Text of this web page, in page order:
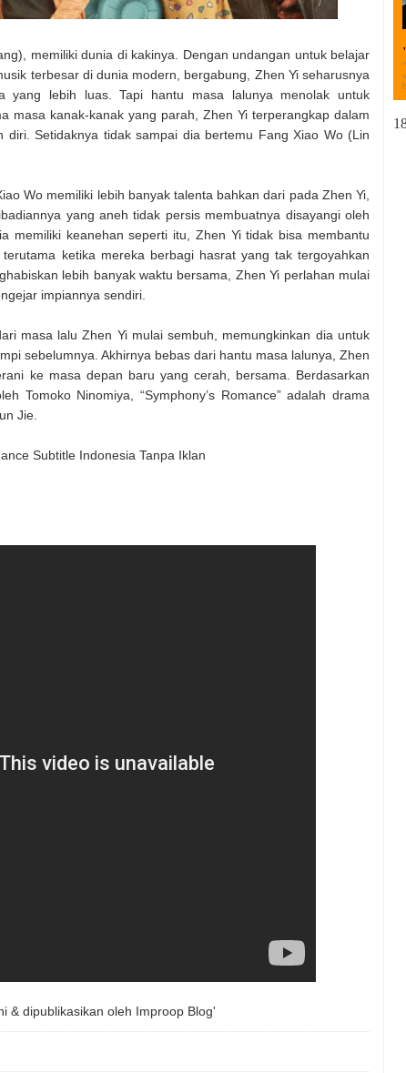
memiliki dunia di kakinya. Dengan undangan untuk belajar
terbesar di dunia modern, bergabung, Zhen Yi seharusnya
yang lebih luas. Tapi hantu masa lalunya menolak untuk
masa kanak-kanak yang parah, Zhen Yi terperangkap dalam
diri. Setidaknya tidak sampai dia bertemu Fang Xiao Wo (Lin
Wo memiliki lebih banyak talenta bahkan dari pada Zhen Yi,
yang aneh tidak persis membuatnya disayangi oleh
memiliki keanehan seperti itu, Zhen Yi tidak bisa membantu
ketika mereka berbagi hasrat yang tak tergoyahkan
lebih banyak waktu bersama, Zhen Yi perlahan mulai
impiannya sendiri.
masa lalu Zhen Yi mulai sembuh, memungkinkan dia untuk
sebelumnya. Akhirnya bebas dari hantu masa lalunya, Zhen
ke masa depan baru yang cerah, bersama. Berdasarkan
Tomoko Ninomiya, “Symphony’s Romance” adalah drama
Jie.
Subtitle Indonesia Tanpa Iklan
& dipublikasikan oleh Improop Blog'